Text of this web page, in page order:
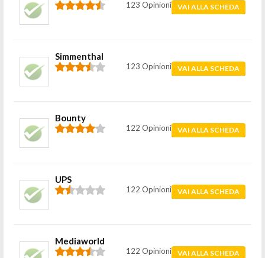
123 Opinioni VAI ALLA SCHEDA
Simmenthal
123 Opinioni VAI ALLA SCHEDA
Bounty
122 Opinioni VAI ALLA SCHEDA
UPS
122 Opinioni VAI ALLA SCHEDA
Mediaworld
122 Opinioni VAI ALLA SCHEDA